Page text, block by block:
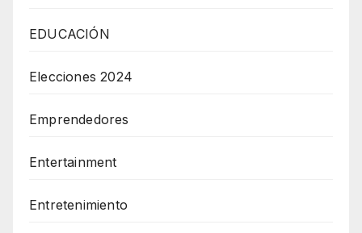
EDUCACIÓN
Elecciones 2024
Emprendedores
Entertainment
Entretenimiento